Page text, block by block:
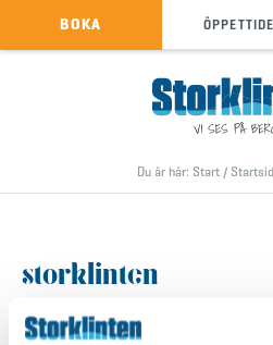
KÖP
•
Telefonbokning :
BOKA
Du är här: Start /
storklinten